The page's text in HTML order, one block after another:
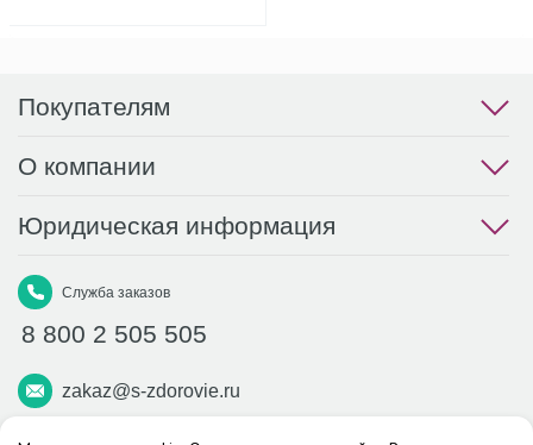
Покупателям
О компании
Юридическая информация
Служба заказов
8 800 2 505 505
zakaz@s-zdorovie.ru